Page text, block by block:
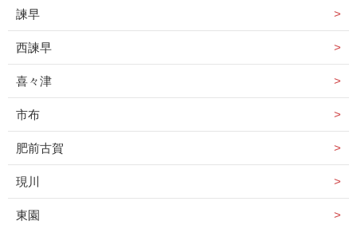
諫早
西諫早
喜々津
市布
肥前古賀
現川
東園